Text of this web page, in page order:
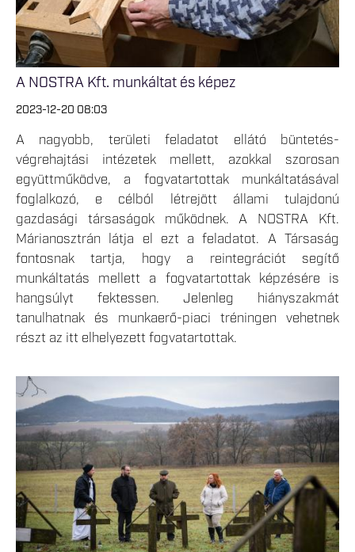
A NOSTRA Kft. munkáltat és képez
2023-12-20 08:03
A nagyobb, területi feladatot ellátó büntetés-
végrehajtási intézetek mellett, azokkal szorosan
együttműködve, a fogvatartottak munkáltatásával
foglalkozó, e célból létrejött állami tulajdonú
gazdasági társaságok működnek. A NOSTRA Kft.
Márianosztrán látja el ezt a feladatot. A Társaság
fontosnak tartja, hogy a reintegrációt segítő
munkáltatás mellett a fogvatartottak képzésére is
hangsúlyt fektessen. Jelenleg hiányszakmát
tanulhatnak és munkaerő-piaci tréningen vehetnek
részt az itt elhelyezett fogvatartottak.